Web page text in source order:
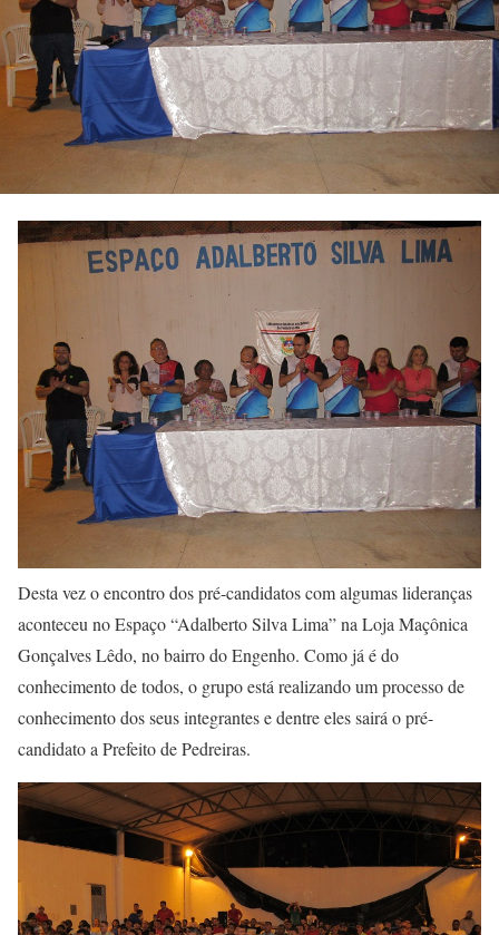
Desta vez o encontro dos pré-candidatos com algumas lideranças
aconteceu no Espaço “Adalberto Silva Lima” na Loja Maçônica
Gonçalves Lêdo, no bairro do Engenho. Como já é do
conhecimento de todos, o grupo está realizando um processo de
conhecimento dos seus integrantes e dentre eles sairá o pré-
candidato a Prefeito de Pedreiras.